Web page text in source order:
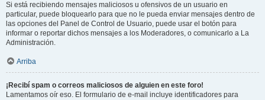
Si está recibiendo mensajes maliciosos u ofensivos de un usuario en
particular, puede bloquearlo para que no le pueda enviar mensajes dentro de
las opciones del Panel de Control de Usuario, puede usar el botón para
informar o reportar dichos mensajes a los Moderadores, o comunicarlo a La
Administración.
Arriba
¡Recibí spam o correos maliciosos de alguien en este foro!
Lamentamos oír eso. El formulario de e-mail incluye identificadores para